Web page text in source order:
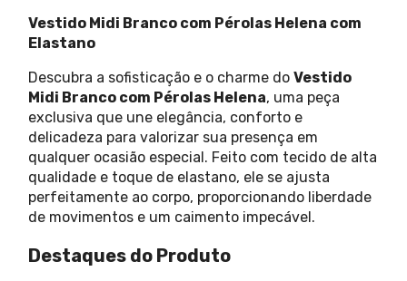
Vestido Midi Branco com Pérolas Helena com
Elastano
Descubra a sofisticação e o charme do Vestido
Midi Branco com Pérolas Helena, uma peça
exclusiva que une elegância, conforto e
delicadeza para valorizar sua presença em
qualquer ocasião especial. Feito com tecido de alta
qualidade e toque de elastano, ele se ajusta
perfeitamente ao corpo, proporcionando liberdade
de movimentos e um caimento impecável.
Destaques do Produto